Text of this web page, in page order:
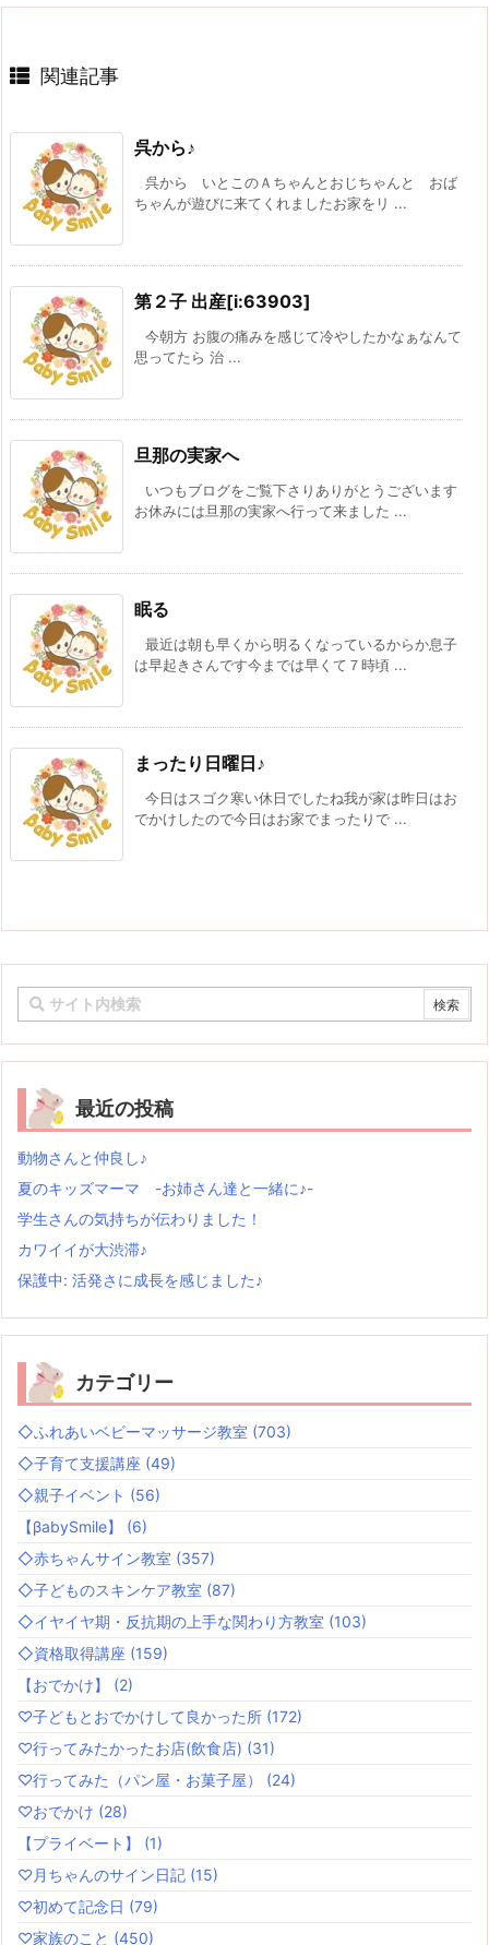
関連記事
呉から♪
呉から いとこのＡちゃんとおじちゃんと おば
ちゃんが遊びに来てくれましたお家をリ ...
第２子 出産[i:63903]
今朝方 お腹の痛みを感じて冷やしたかなぁなんて
思ってたら 治 ...
旦那の実家へ
いつもブログをご覧下さりありがとうございます
お休みには旦那の実家へ行って来ました ...
眠る
最近は朝も早くから明るくなっているからか息子
は早起きさんです今までは早くて７時頃 ...
まったり日曜日♪
今日はスゴク寒い休日でしたね我が家は昨日はお
でかけしたので今日はお家でまったりで ...
最近の投稿
動物さんと仲良し♪
夏のキッズマーマ -お姉さん達と一緒に♪-
学生さんの気持ちが伝わりました！
カワイイが大渋滞♪
保護中: 活発さに成長を感じました♪
カテゴリー
◇ふれあいベビーマッサージ教室 (703)
◇子育て支援講座 (49)
◇親子イベント (56)
【βabySmile】 (6)
◇赤ちゃんサイン教室 (357)
◇子どものスキンケア教室 (87)
◇イヤイヤ期・反抗期の上手な関わり方教室 (103)
◇資格取得講座 (159)
【おでかけ】 (2)
♡子どもとおでかけして良かった所 (172)
♡行ってみたかったお店(飲食店) (31)
♡行ってみた（パン屋・お菓子屋） (24)
♡おでかけ (28)
【プライベート】 (1)
♡月ちゃんのサイン日記 (15)
♡初めて記念日 (79)
♡家族のこと (450)